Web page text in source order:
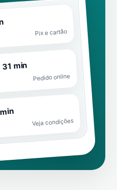
Pix e cartão
min
Pedido online
Veja condições